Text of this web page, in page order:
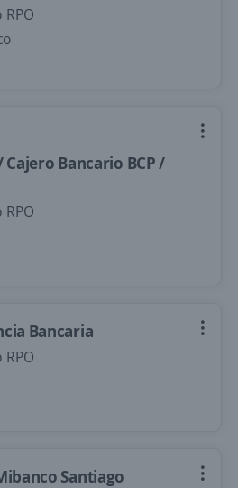
Bancario BCP /
Bancaria
Santiago